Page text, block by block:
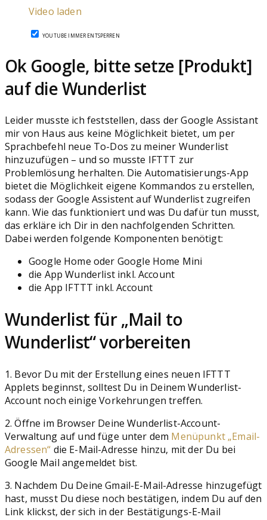
Video laden
YOUTUBE IMMER ENTSPERREN
Ok Google, bitte setze [Produkt]
auf die Wunderlist
Leider musste ich feststellen, dass der Google Assistant
mir von Haus aus keine Möglichkeit bietet, um per
Sprachbefehl neue To-Dos zu meiner Wunderlist
hinzuzufügen – und so musste IFTTT zur
Problemlösung herhalten. Die Automatisierungs-App
bietet die Möglichkeit eigene Kommandos zu erstellen,
sodass der Google Assistent auf Wunderlist zugreifen
kann. Wie das funktioniert und was Du dafür tun musst,
das erkläre ich Dir in den nachfolgenden Schritten.
Dabei werden folgende Komponenten benötigt:
Google Home oder Google Home Mini
die App Wunderlist inkl. Account
die App IFTTT inkl. Account
Wunderlist für „Mail to
Wunderlist“ vorbereiten
1. Bevor Du mit der Erstellung eines neuen IFTTT
Applets beginnst, solltest Du in Deinem Wunderlist-
Account noch einige Vorkehrungen treffen.
2. Öffne im Browser Deine Wunderlist-Account-
Verwaltung auf und füge unter dem Menüpunkt „Email-
Adressen“ die E-Mail-Adresse hinzu, mit der Du bei
Google Mail angemeldet bist.
3. Nachdem Du Deine Gmail-E-Mail-Adresse hinzugefügt
hast, musst Du diese noch bestätigen, indem Du auf den
Link klickst, der sich in der Bestätigungs-E-Mail